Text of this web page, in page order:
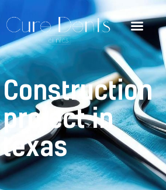
Construction
project in
texas